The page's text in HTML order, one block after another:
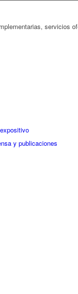
servicios
y publicaciones